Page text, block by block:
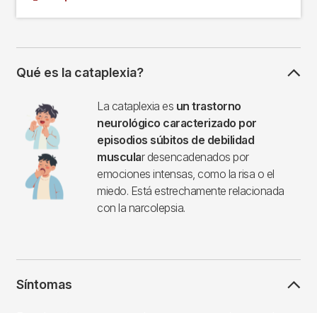
Qué es la cataplexia?
Imagen La cataplexia es un trastorno
neurológico caracterizado por
episodios súbitos de debilidad
muscular desencadenados por
emociones intensas, como la risa o el
miedo. Está estrechamente relacionada
con la narcolepsia.
Síntomas